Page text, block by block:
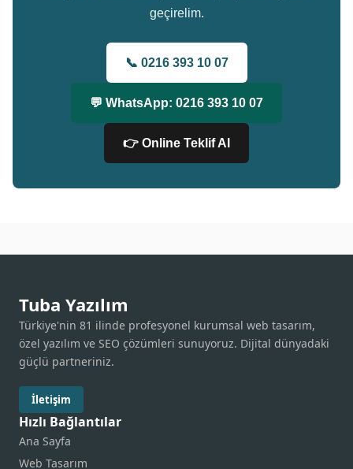
geçirelim.
📞 0216 393 10 07
💬 WhatsApp: 0216 393 10 07
👉 Online Teklif Al
Tuba Yazılım
Türkiye'nin 81 ilinde profesyonel kurumsal web tasarım,
özel yazılım ve SEO çözümleri sunuyoruz. Dijital dünyadaki
güçlü partneriniz.
İletişim
Hızlı Bağlantılar
Ana Sayfa
Web Tasarım